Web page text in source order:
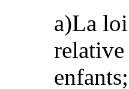
a)La
enfants;